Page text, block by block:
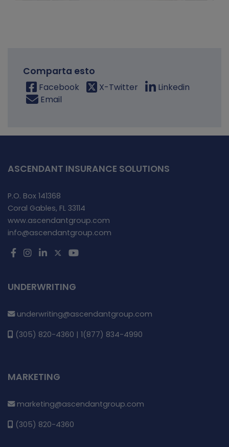
Comparta esto
Facebook X-Twitter
Linkedin
Email
ASCENDANT INSURANCE SOLUTIONS
P.O. Box 141368
Coral Gables, FL 33114
www.ascendantgroup.com
info@ascendantgroup.com
UNDERWRITING
underwriting@ascendantgroup.com
(305) 820-4360 | 1(877) 834-4990
MARKETING
marketing@ascendantgroup.com
(305) 820-4360